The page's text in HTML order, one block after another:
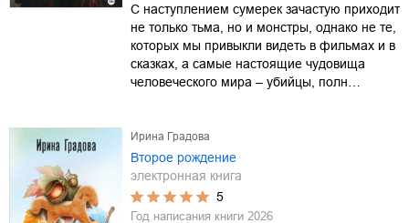
С наступлением сумерек зачастую приходит
не только тьма, но и монстры, однако не те,
которых мы привыкли видеть в фильмах и в
сказках, а самые настоящие чудовища
человеческого мира – убийцы, полн…
Ирина Градова
Второе рождение
электронная книга
5
Год написания книги 2026